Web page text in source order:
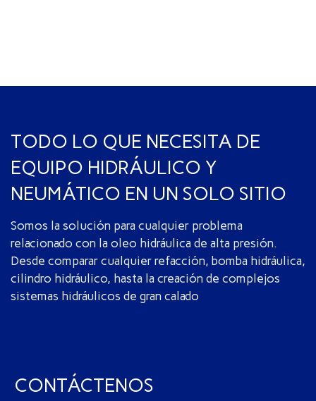
TODO LO QUE NECESITA DE
EQUIPO HIDRÁULICO Y
NEUMÁTICO EN UN SOLO SITIO
Somos la solución para cualquier problema
relacionado con la oleo hidráulica de alta presión.
Desde comparar cualquier refacción, bomba hidráulica,
cilindro hidráulico, hasta la creación de complejos
sistemas hidráulicos de gran calado
CONTÁCTENOS